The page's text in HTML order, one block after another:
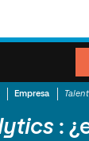
Empresa
: